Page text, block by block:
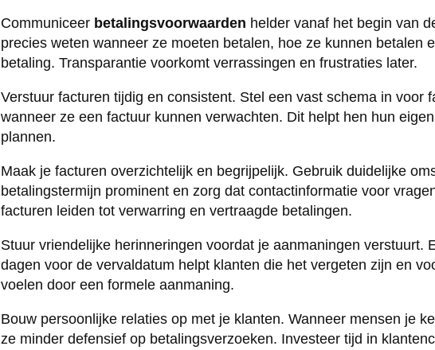
Communiceer betalingsvoorwaarden helder vanaf het begin van
precies weten wanneer ze moeten betalen, hoe ze kunnen betalen
betaling. Transparantie voorkomt verrassingen en frustraties later.
Verstuur facturen tijdig en consistent. Stel een vast schema in voor
wanneer ze een factuur kunnen verwachten. Dit helpt hen hun
plannen.
Maak je facturen overzichtelijk en begrijpelijk. Gebruik duidelijke
betalingstermijn prominent en zorg dat contactinformatie voor
facturen leiden tot verwarring en vertraagde betalingen.
Stuur vriendelijke herinneringen voordat je aanmaningen verstuurt.
dagen voor de vervaldatum helpt klanten die het vergeten zijn en
voelen door een formele aanmaning.
Bouw persoonlijke relaties op met je klanten. Wanneer mensen je
ze minder defensief op betalingsverzoeken. Investeer tijd in